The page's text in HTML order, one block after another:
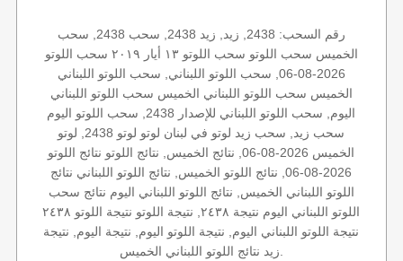
رقم السحب: 2438, زيد, زيد 2438, سحب 2438, سحب
الخميس سحب اللوتو سحب اللوتو ١٣ أيار ٢٠١٩ سحب اللوتو
2026-08-06, سحب اللوتو اللبناني, سحب اللوتو اللبناني
الخميس سحب اللوتو اللبناني الخميس سحب اللوتو اللبناني
اليوم, سحب اللوتو اللبناني للإصدار 2438, سحب اللوتو اليوم
سحب زيد, سحب زيد لوتو في لبنان لوتو لوتو 2438, لوتو
الخميس 2026-08-06, نتائج الخميس, نتائج اللوتو نتائج اللوتو
2026-08-06, نتائج اللوتو الخميس, نتائج اللوتو اللبناني نتائج
اللوتو اللبناني الخميس, نتائج اللوتو اللبناني اليوم نتائج سحب
اللوتو اللبناني اليوم نتيجة ٢٤٣٨, نتيجة اللوتو نتيجة اللوتو ٢٤٣٨
نتيجة اللوتو اللبناني اليوم, نتيجة اللوتو اليوم, نتيجة اليوم, نتيجة